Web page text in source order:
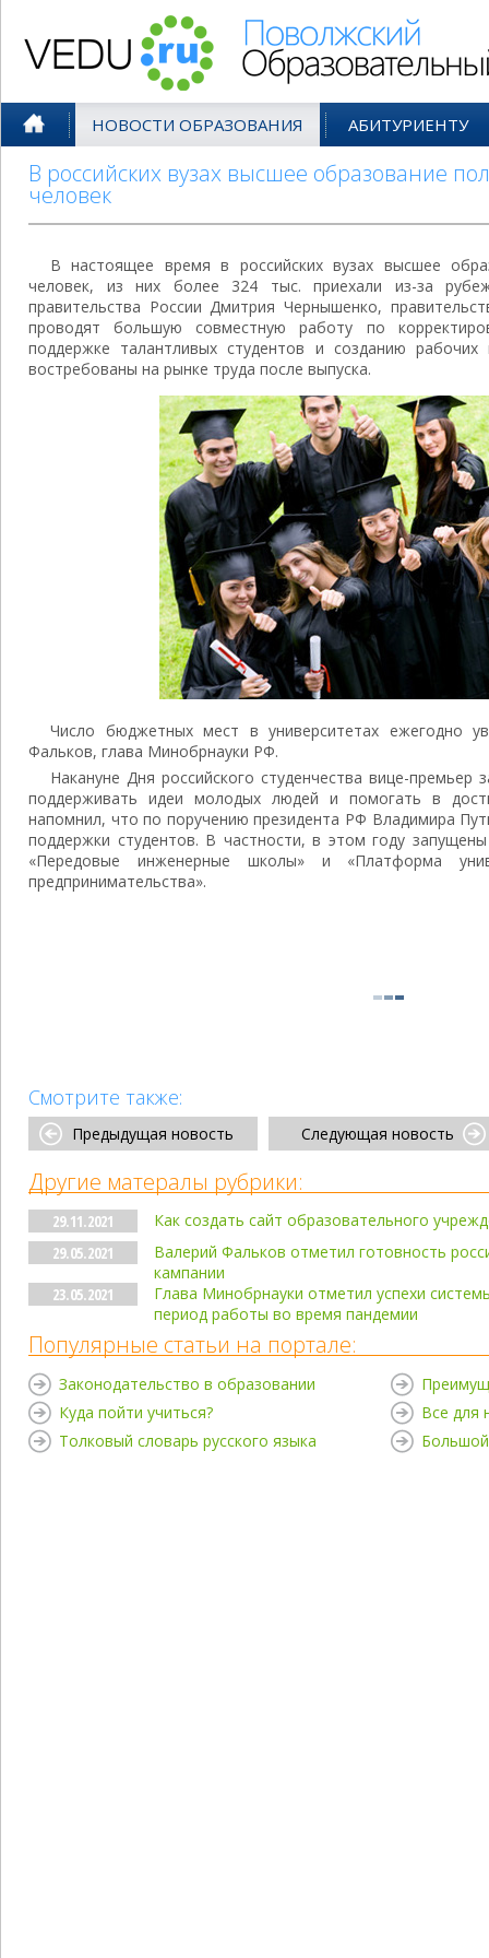
НОВОСТИ ОБРАЗОВАНИЯ АБИТУРИЕНТУ
В российских вузах высшее образование
человек
В настоящее время в российских вузах высшее
человек, из них более 324 тыс. приехали из-за
правительства России Дмитрия Чернышенко,
проводят большую совместную работу по
поддержке талантливых студентов и созданию
востребованы на рынке труда после выпуска.
Число бюджетных мест в университетах ежегодно
Фальков, глава Минобрнауки РФ.
Накануне Дня российского студенчества вице-премьер
поддерживать идеи молодых людей и помогать в
напомнил, что по поручению президента РФ Владимира
поддержки студентов. В частности, в этом году
«Передовые инженерные школы» и «Платформа
предпринимательства».
Смотрите также:
Предыдущая новость Следующая новость
Другие матералы рубрики:
29.11.2021
Как создать сайт образовательного
29.05.2021
Валерий Фальков отметил готовность
кампании
23.05.2021
Глава Минобрнауки отметил успехи
период работы во время пандемии
Популярные статьи на портале:
Законодательство в образовании
Куда пойти учиться?
Толковый словарь русского языка
Все для
Большой